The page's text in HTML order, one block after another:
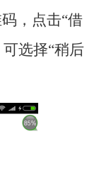
，点击“借
选择“稍后